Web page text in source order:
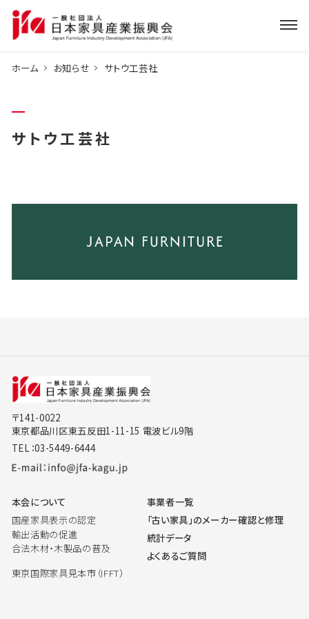
ホーム お知らせ サトウ工芸社
サトウ工芸社
〒141-0022
東京都品川区東五反田1-11-15 電波ビル9階
TEL：03-5449-6444
本会について
国産家具表示の認定
輸出活動の促進
合法木材・木製品の普及
東京国際家具見本市（IFFT）
事業者一覧
「古い家具」のメーカー確認と修理
統計データ
よくあるご質問